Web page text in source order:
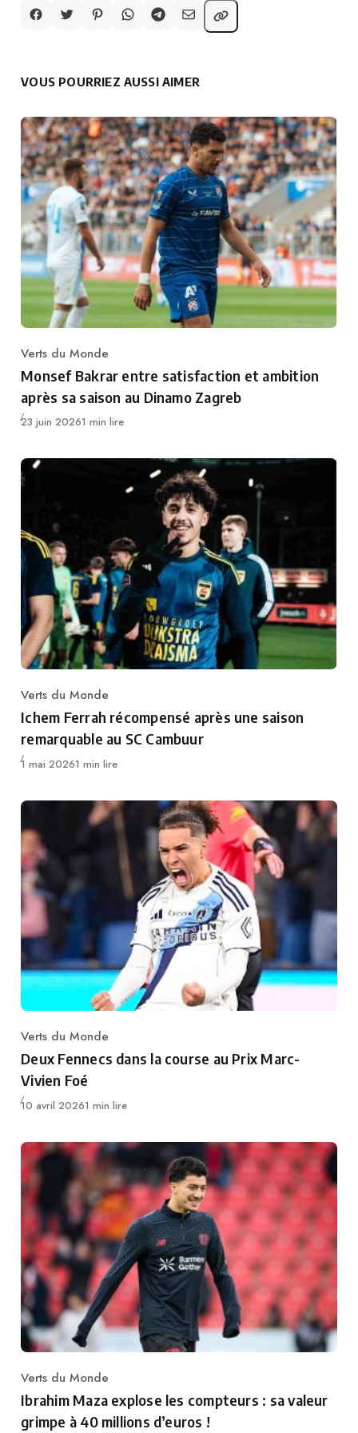
VOUS POURRIEZ AUSSI AIMER
Category
Verts du Monde
Monsef Bakrar entre satisfaction et ambition
après sa saison au Dinamo Zagreb
Publié
23 juin 20261 min lire
Category
Verts du Monde
Ichem Ferrah récompensé après une saison
remarquable au SC Cambuur
Publié
1 mai 20261 min lire
Category
Verts du Monde
Deux Fennecs dans la course au Prix Marc-
Vivien Foé
Publié
10 avril 20261 min lire
Category
Verts du Monde
Ibrahim Maza explose les compteurs : sa valeur
grimpe à 40 millions d’euros !